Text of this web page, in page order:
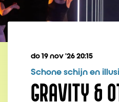
GRAVITY &
Schone schijn en
do 19 nov ’2620:15